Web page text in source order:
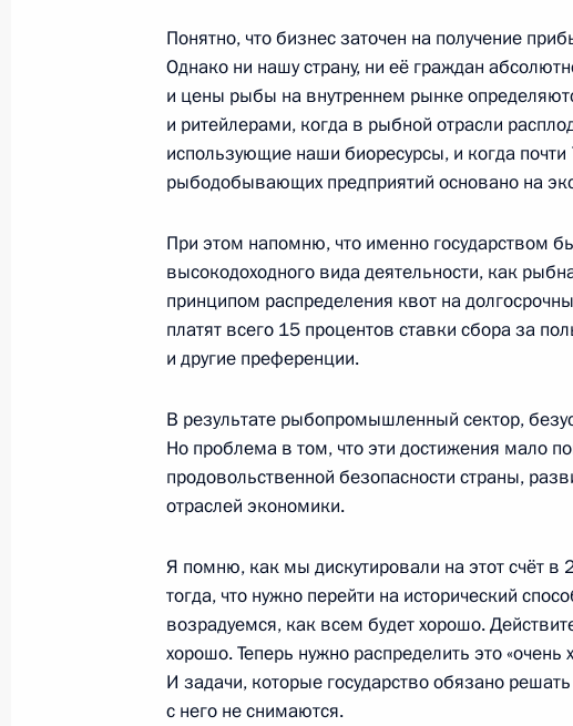
13 октября 2015 года, вторник
Совещание с членами Правительства
13 октября 2015 года, 16:40 Москва, Кремль
13 октября 2015 года, 15:00 Москва
12 октября 2015 года, понедельник
Андреем Костиным
12 октября 2015 года, 15:40 Московская область,
Рабочая встреча с главой администрации
Олегом Королёвым
12 октября 2015 года, 14:30 Московская область, Ново-
Понятно, что бизнес заточен на получение
Однако ни нашу страну, ни её граждан
и цены рыбы на внутреннем рынке
и ритейлерами, когда в рыбной отрасли
использующие наши биоресурсы, и когда
рыбодобывающих предприятий основано на
При этом напомню, что именно государством
высокодоходного вида деятельности, как
принципом распределения квот на
платят всего 15 процентов ставки сбора за
и другие преференции.
В результате рыбопромышленный сектор,
Но проблема в том, что эти достижения мало
продовольственной безопасности страны,
отраслей экономики.
Я помню, как мы дискутировали на этот счёт в
тогда, что нужно перейти на исторический
возрадуемся, как всем будет хорошо.
хорошо. Теперь нужно распределить это
И задачи, которые государство обязано
с него не снимаются.